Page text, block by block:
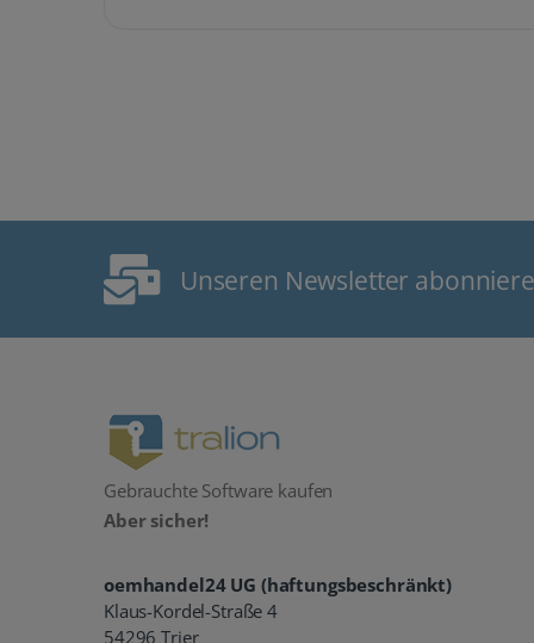
Unseren Newsletter
Gebrauchte Software kaufen
Aber sicher!
oemhandel24 UG (haftungsbeschränkt)
Klaus-Kordel-Straße 4
54296 Trier